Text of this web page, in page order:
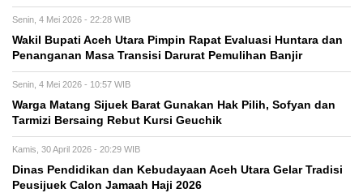
Senin, 4 Mei 2026 - 22:28 WIB
Wakil Bupati Aceh Utara Pimpin Rapat Evaluasi Huntara dan
Penanganan Masa Transisi Darurat Pemulihan Banjir
Senin, 4 Mei 2026 - 10:57 WIB
Warga Matang Sijuek Barat Gunakan Hak Pilih, Sofyan dan
Tarmizi Bersaing Rebut Kursi Geuchik
Kamis, 30 April 2026 - 20:29 WIB
Dinas Pendidikan dan Kebudayaan Aceh Utara Gelar Tradisi
Peusijuek Calon Jamaah Haji 2026